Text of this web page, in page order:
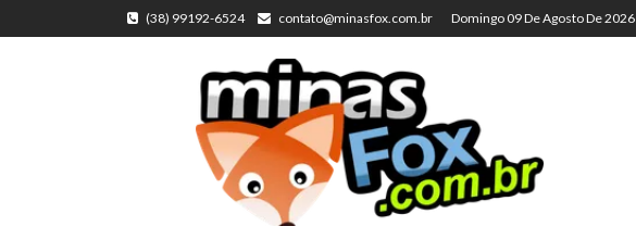
(38) 99192-6524 contato@minasfox.com.br Domingo 09 De Agosto De 2026